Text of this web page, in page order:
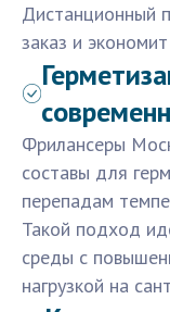
Дистанционный
заказ и
Фрилансеры
составы для
перепадам
Такой подход
среды с
нагрузкой на